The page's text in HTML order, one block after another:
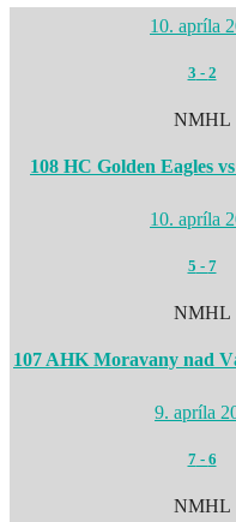
10. apríla
3 - 2
NMHL
108 HC Golden Eagles
10. apríla
5 - 7
NMHL
107 AHK Moravany nad
9. apríla
7- 6
NMHL